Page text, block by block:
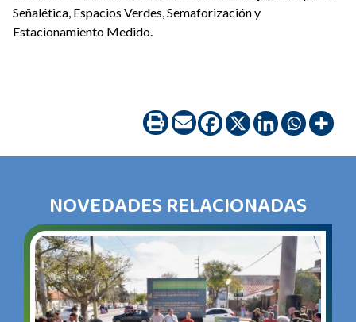
Señalética, Espacios Verdes, Semaforización y
Estacionamiento Medido.
NOVEDADES RELACIONADAS